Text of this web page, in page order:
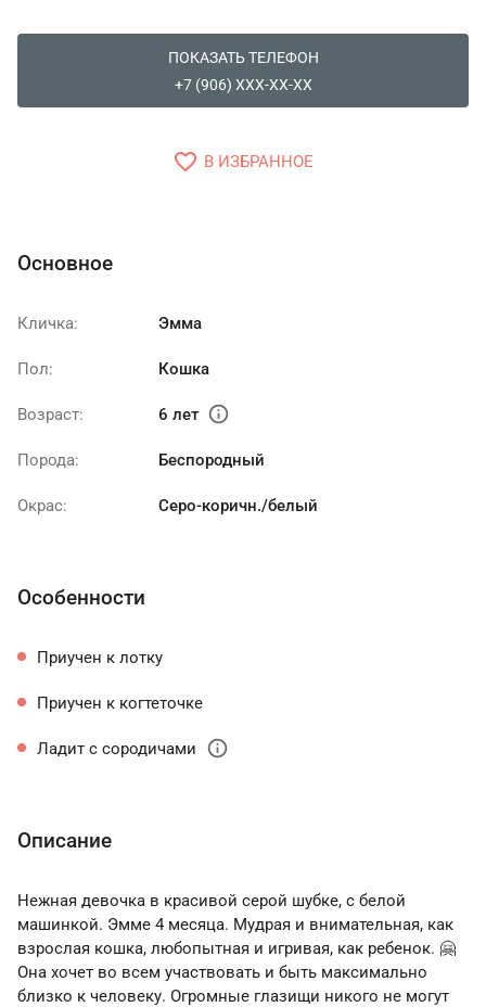
ПОКАЗАТЬ ТЕЛЕФОН
+7 (906) XXX-XX-XX
favorite_border В ИЗБРАННОЕ
Основное
Кличка: Эмма
Пол: Кошка
Возраст: 6 лет info
Порода: Беспородный
Окрас: Серо-коричн./белый
Особенности
Приучен к лотку
Приучен к когтеточке
Ладит с сородичами info
Описание
Нежная девочка в красивой серой шубке, с белой
машинкой. Эмме 4 месяца. Мудрая и внимательная, как
взрослая кошка, любопытная и игривая, как ребенок. 🤗
Она хочет во всем участвовать и быть максимально
близко к человеку. Огромные глазищи никого не могут